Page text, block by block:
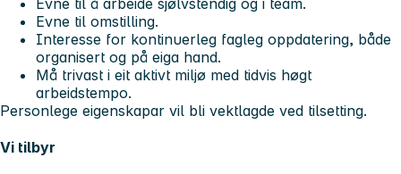
Evne til omstilling.
Interesse for kontinuerleg fagleg oppdatering, både
organisert og på eiga hand.
Må trivast i eit aktivt miljø med tidvis høgt
arbeidstempo.
Personlege eigenskapar vil bli vektlagde ved tilsetting.
Vi tilbyr